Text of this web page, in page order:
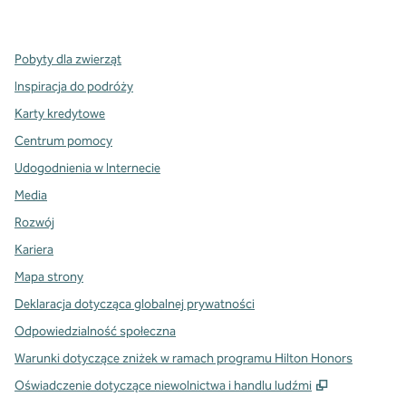
Pobyty dla zwierząt
Inspiracja do podróży
Karty kredytowe
Centrum pomocy
Udogodnienia w Internecie
Media
Rozwój
Kariera
Mapa strony
Deklaracja dotycząca globalnej prywatności
Odpowiedzialność społeczna
Warunki dotyczące zniżek w ramach programu Hilton Honors
Oświadczenie dotyczące niewolnictwa i handlu ludźmi
,